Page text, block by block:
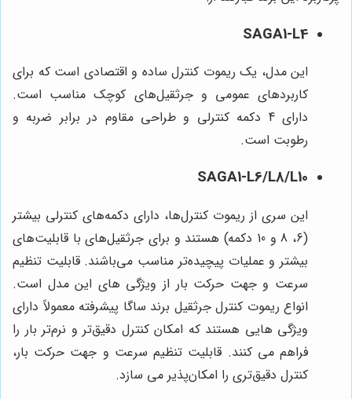
SAGA1-L4
این مدل، یک ریموت کنترل ساده و اقتصادی است که برای
کاربردهای عمومی و جرثقیل‌های کوچک مناسب است.
دارای 4 دکمه کنترلی و طراحی مقاوم در برابر ضربه و
رطوبت است.
SAGA1-L6/L8/L10
این سری از ریموت کنترل‌ها، دارای دکمه‌های کنترلی بیشتر
(6، 8 و 10 دکمه) هستند و برای جرثقیل‌های با قابلیت‌های
بیشتر و عملیات پیچیده‌تر مناسب می‌باشند. قابلیت تنظیم
سرعت و جهت حرکت بار از ویژگی های این مدل است.
انواع ریموت کنترل جرثقیل برند ساگا پیشرفته معمولاً دارای
ویژگی هایی هستند که امکان کنترل دقیق‌تر و نرم‌تر بار را
فراهم می کنند. قابلیت تنظیم سرعت و جهت حرکت بار،
کنترل دقیق‌تری را امکان‌پذیر می سازد.